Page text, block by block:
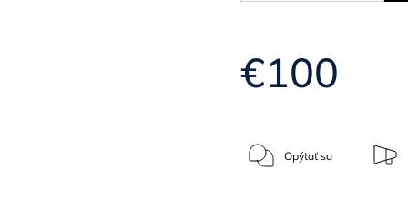
€100
Opýtať sa